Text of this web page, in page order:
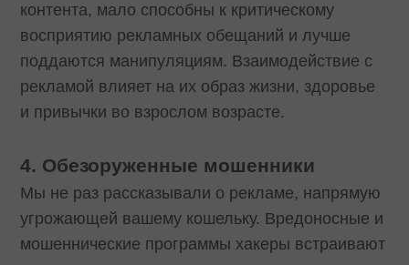
контента, мало способны к критическому
восприятию рекламных обещаний и лучше
поддаются манипуляциям. Взаимодействие с
рекламой влияет на их образ жизни, здоровье
и привычки во взрослом возрасте.
4. Обезоруженные мошенники
Мы не раз рассказывали о рекламе, напрямую
угрожающей вашему кошельку. Вредоносные и
мошеннические программы хакеры встраивают